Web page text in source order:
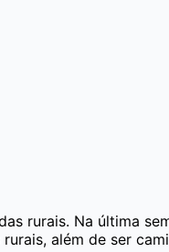
rurais. Na última
além de ser